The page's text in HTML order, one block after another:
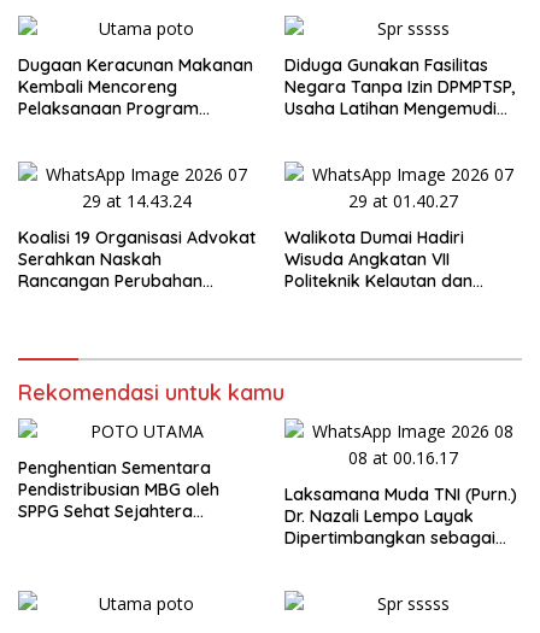
Berkompromi terhadap
Dugaan Keracunan Makanan
Kembali Mencoreng
Pelaksanaan Program
Bersama Kota Dumai
Diduga Gunakan Fasilitas
Negara Tanpa Izin DPMPTSP,
Usaha Latihan Mengemudi
Koalisi 19 Organisasi Advokat
Serahkan Naskah
Rancangan Perubahan
Walikota Dumai Hadiri
Wisuda Angkatan VII
Politeknik Kelautan dan
Rekomendasi untuk kamu
Penghentian Sementara
Pendistribusian MBG oleh
SPPG Sehat Sejahtera
Laksamana Muda TNI (Purn.)
Dr. Nazali Lempo Layak
Dipertimbangkan sebagai
Berkompromi terhadap